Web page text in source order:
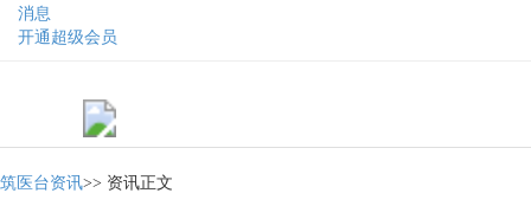
消息
开通超级会员
筑医台资讯>> 资讯正文